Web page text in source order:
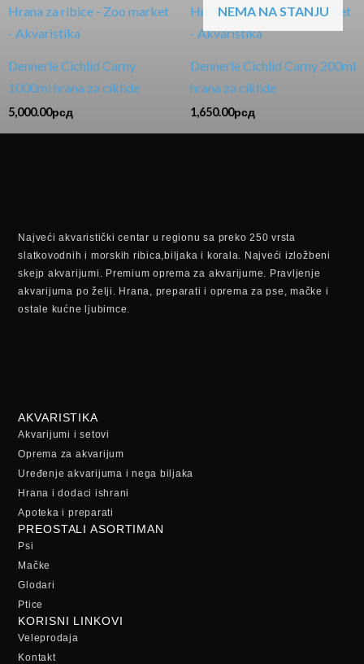
Dennerle Cichlid Carny
1000ml hrana za ciklide
5,000.00рсд
NEMA NA STANJU
Dennerle Cichlid Carny 200ml
hrana za ciklide
1,650.00рсд
Najveći akvaristički centar u regionu sa preko 250 vrsta
slatkovodnih i morskih ribica,biljaka i korala. Najveći izložbeni
skejp akvarijumi. Premium oprema za akvarijume. Pravljenje
akvarijuma po želji. Hrana, preparati i oprema za pse, mačke i
ostale kućne ljubimce.
AKVARISTIKA
Akvarijumi i setovi
Oprema za akvarijum
Uređenje akvarijuma i nega biljaka
Hrana i dodaci ishrani
Apoteka i preparati
PREOSTALI ASORTIMAN
Psi
Mačke
Glodari
Ptice
KORISNI LINKOVI
Veleprodaja
Kontakt